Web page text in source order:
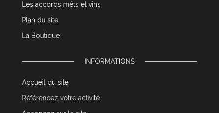
Les accords mêts et vins
Plan du site
La Boutique
INFORMATIONS
Accueil du site
Référencez votre activité